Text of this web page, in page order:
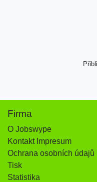
Firma
O Jobswype
Kontakt Impresum
Ochrana osobních
Tisk
Statistika